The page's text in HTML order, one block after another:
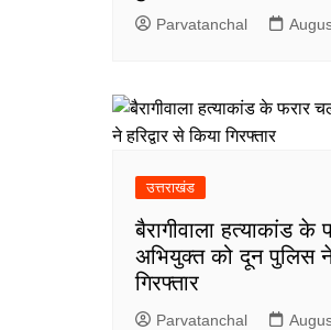
Parvatanchal
उत्तराखंड
बैरागीवाला हत्याकांड
अभियुक्त को दून पुलिस ने
गिरफ्तार
Parvatanchal